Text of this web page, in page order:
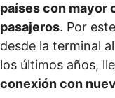
países con mayor
pasajeros. Por
desde la terminal
los últimos años,
conexión con